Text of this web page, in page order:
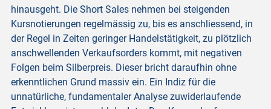
hinausgeht. Die Short Sales nehmen bei steigenden
Kursnotierungen regelmässig zu, bis es anschliessend, in
der Regel in Zeiten geringer Handelstätigkeit, zu plötzlich
anschwellenden Verkaufsorders kommt, mit negativen
Folgen beim Silberpreis. Dieser bricht daraufhin ohne
erkenntlichen Grund massiv ein. Ein Indiz für die
unnatürliche, fundamentaler Analyse zuwiderlaufende